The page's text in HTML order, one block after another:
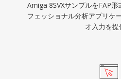
Amiga 8SVXサンプルをFAP
フェッショナル分析アプリケ
オ入力を提